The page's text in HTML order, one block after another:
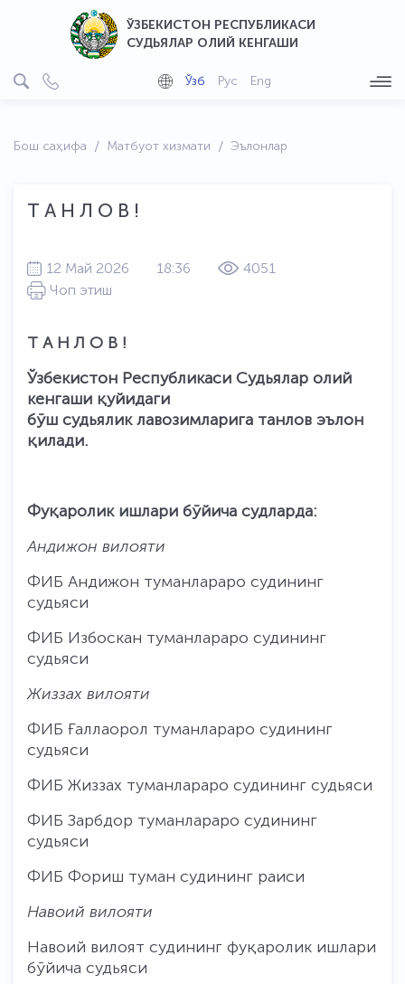
ЎЗБЕКИСТОН РЕСПУБЛИКАСИ
СУДЬЯЛАР ОЛИЙ КЕНГАШИ
Ўзб Рус Eng
Бош саҳифа Матбуот хизмати Эълонлар
Т А Н Л О В !
12 Май 2026 18:36
4051
Чоп этиш
Т А Н Л О В !
Ўзбекистон Республикаси Судьялар олий
кенгаши қуйидаги
бўш судьялик лавозимларига танлов эълон
қилади.
Фуқаролик ишлари бўйича судларда:
Андижон вилояти
ФИБ Андижон туманлараро судининг
судьяси
ФИБ Избоскан туманлараро судининг
судьяси
Жиззах вилояти
ФИБ Ғаллаорол туманлараро судининг
судьяси
ФИБ Жиззах туманлараро судининг судьяси
ФИБ Зарбдор туманлараро судининг
судьяси
ФИБ Фориш туман судининг раиси
Навоий вилояти
Навоий вилоят судининг фуқаролик ишлари
бўйича судьяси